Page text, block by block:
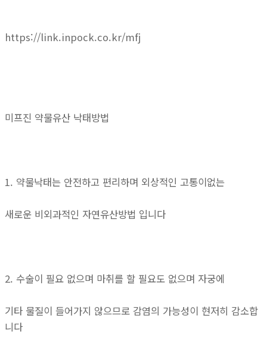
https://link.inpock.co.kr/mfj
미프진 약물유산 낙태방법
1. 약물낙태는 안전하고 편리하며 외상적인 고통이없는
새로운 비외과적인 자연유산방법 입니다
2. 수술이 필요 없으며 마취를 할 필요도 없으며 자궁에
기타 물질이 들어가지 않으므로 감염의 가능성이 현저히 감소합
니다